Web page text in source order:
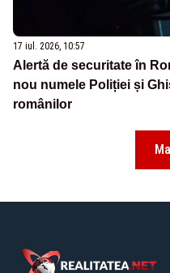
17 iul. 2026, 10:57
Alertă de securitate în
nou numele Poliției și
românilor